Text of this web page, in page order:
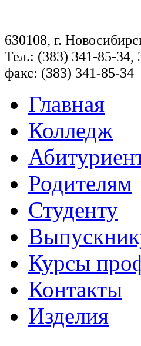
630108, г.
Тел.: (383) 341-85-34,
факс: (383) 341-85-34
Главная
Колледж
Родителям
Студенту
Курсы
Контакты
Изделия